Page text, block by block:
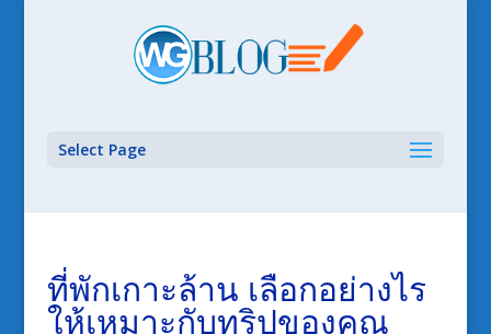
Select Page
ที่พักเกาะล้าน เลือกอย่างไร
ให้เหมาะกับทริปของคุณ